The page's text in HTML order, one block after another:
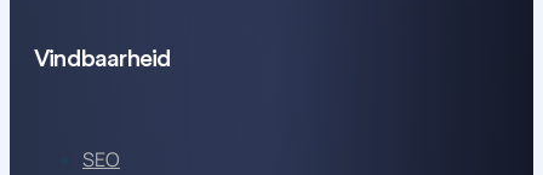
Vindbaarheid
SEO